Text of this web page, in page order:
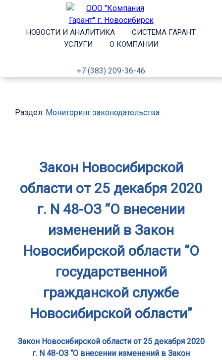
НОВОСТИ И АНАЛИТИКА
СИСТЕМА ГАРАНТ
УСЛУГИ
О КОМПАНИИ
+7 (383) 209-36-46
Раздел: Мониторинг законодательства
Закон Новосибирской
области от 25 декабря 2020
г. N 48-ОЗ “О внесении
изменений в Закон
Новосибирской области “О
государственной
гражданской службе
Новосибирской области”
Закон Новосибирской области от 25 декабря 2020
г. N 48-ОЗ “О внесении изменений в Закон